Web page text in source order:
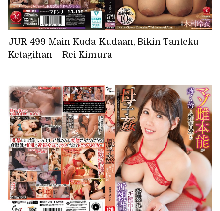
JUR-499 Main Kuda-Kudaan, Bikin Tanteku
Ketagihan – Rei Kimura